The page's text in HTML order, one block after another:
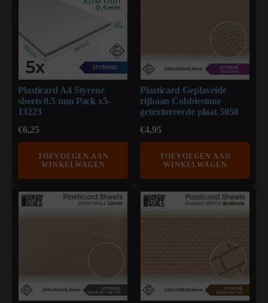
Plasticard A4 Styrene
sheets 0.5 mm Pack x5-
13223
€6,25
TOEVOEGEN AAN
WINKELWAGEN
Plasticard Geplaveide
rijbaan Cobblestone
getextureerde plaat 5058
€4,95
TOEVOEGEN AAN
WINKELWAGEN